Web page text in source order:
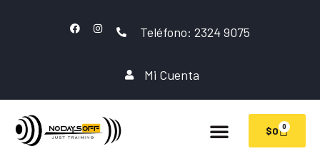
Teléfono: 2324 9075
Mi Cuenta
$0 0